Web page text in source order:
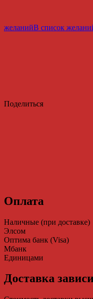
желанийВ список
Поделиться
Оплата
Наличные (при доставке)
Элсом
Оптима банк (Visa)
Мбанк
Единицами
Доставка